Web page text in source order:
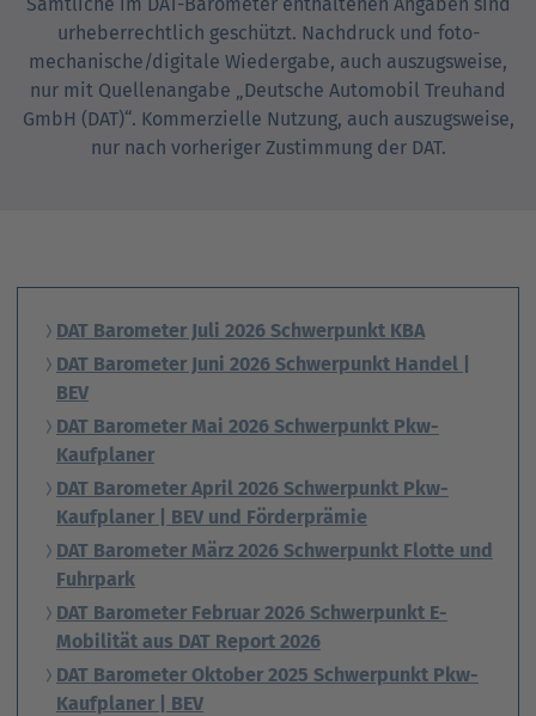
urheber­rechtlich geschützt. Nachdruck und foto­
mechanische/digitale Wieder­gabe, auch auszugs­weise,
nur mit Quellen­angabe „Deutsche Automobil Treuhand
GmbH (DAT)“. Kommerzielle Nutzung, auch auszugs­weise,
nur nach vorheriger Zustimmung der DAT.
DAT Barometer Juli 2026 Schwerpunkt KBA
DAT Barometer Juni 2026 Schwerpunkt Handel |
BEV
DAT Barometer Mai 2026 Schwerpunkt Pkw-
Kaufplaner
DAT Barometer April 2026 Schwerpunkt Pkw-
Kaufplaner | BEV und Förderprämie
DAT Barometer März 2026 Schwerpunkt Flotte und
Fuhrpark
DAT Barometer Februar 2026 Schwerpunkt E-
Mobilität aus DAT Report 2026
DAT Barometer Oktober 2025 Schwerpunkt Pkw-
Kaufplaner | BEV